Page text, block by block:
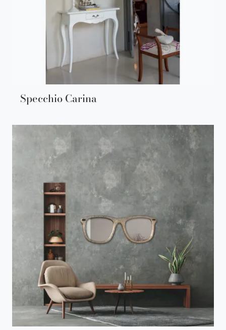
Specchio Carina